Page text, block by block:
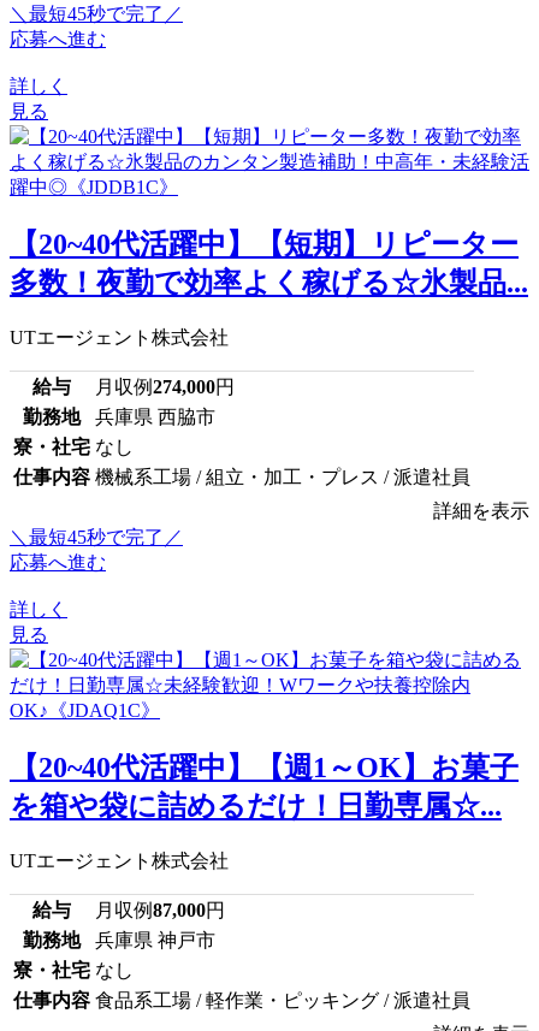
＼最短45秒で完了／
応募へ進む
詳しく
見る
【20~40代活躍中】【短期】リピーター
多数！夜勤で効率よく稼げる☆氷製品...
UTエージェント株式会社
給与 月収例274,000円
勤務地
兵庫県 西脇市
寮・社宅 なし
仕事内容 機械系工場 / 組立・加工・プレス / 派遣社員
詳細を表示
＼最短45秒で完了／
応募へ進む
詳しく
見る
【20~40代活躍中】【週1～OK】お菓子
を箱や袋に詰めるだけ！日勤専属☆...
UTエージェント株式会社
給与 月収例87,000円
勤務地
兵庫県 神戸市
寮・社宅 なし
仕事内容 食品系工場 / 軽作業・ピッキング / 派遣社員